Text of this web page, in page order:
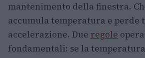
mantenimento della finestra.
accumula temperatura e perde
accelerazione. Due regole
fondamentali: se la